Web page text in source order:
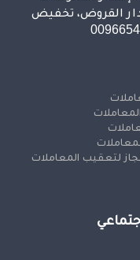
القروض، تخفيض
لتعقيب المعاملات